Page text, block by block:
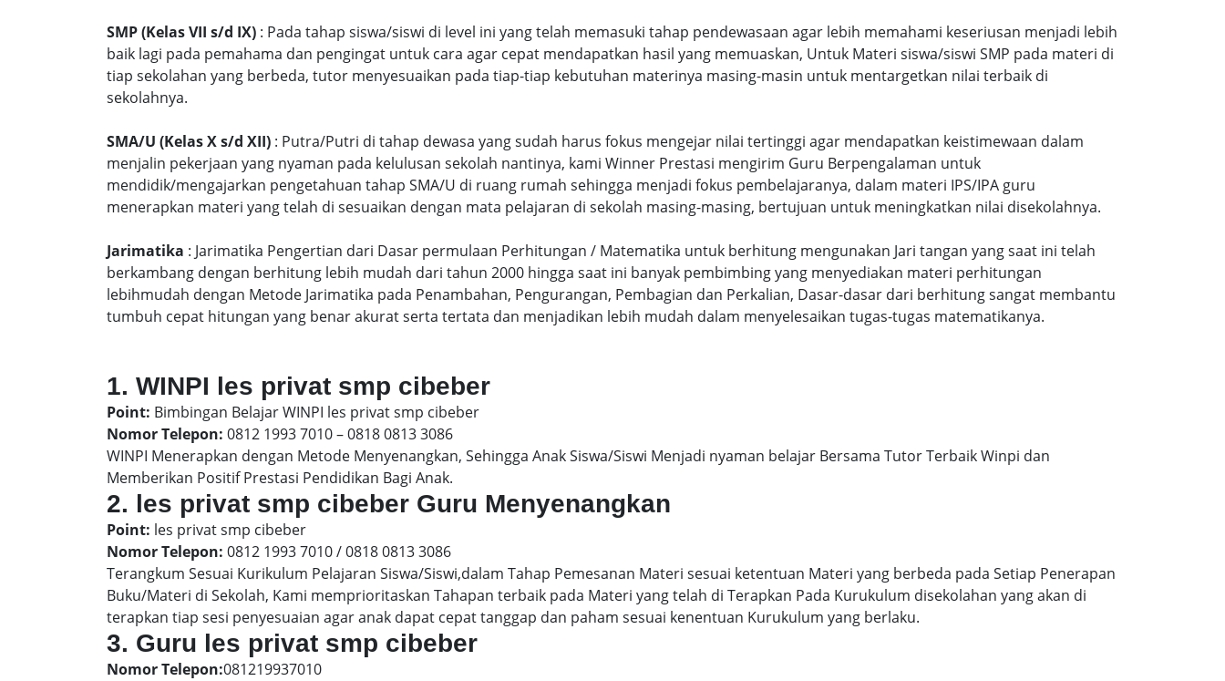
SMP (Kelas VII s/d IX) : Pada tahap siswa/siswi di level ini yang telah memasuki tahap pendewasaan agar lebih memahami keseriusan menjadi lebih
baik lagi pada pemahama dan pengingat untuk cara agar cepat mendapatkan hasil yang memuaskan, Untuk Materi siswa/siswi SMP pada materi di
tiap sekolahan yang berbeda, tutor menyesuaikan pada tiap-tiap kebutuhan materinya masing-masin untuk mentargetkan nilai terbaik di
sekolahnya.
SMA/U (Kelas X s/d XII) : Putra/Putri di tahap dewasa yang sudah harus fokus mengejar nilai tertinggi agar mendapatkan keistimewaan dalam
menjalin pekerjaan yang nyaman pada kelulusan sekolah nantinya, kami Winner Prestasi mengirim Guru Berpengalaman untuk
mendidik/mengajarkan pengetahuan tahap SMA/U di ruang rumah sehingga menjadi fokus pembelajaranya, dalam materi IPS/IPA guru
menerapkan materi yang telah di sesuaikan dengan mata pelajaran di sekolah masing-masing, bertujuan untuk meningkatkan nilai disekolahnya.
Jarimatika : Jarimatika Pengertian dari Dasar permulaan Perhitungan / Matematika untuk berhitung mengunakan Jari tangan yang saat ini telah
berkambang dengan berhitung lebih mudah dari tahun 2000 hingga saat ini banyak pembimbing yang menyediakan materi perhitungan
lebihmudah dengan Metode Jarimatika pada Penambahan, Pengurangan, Pembagian dan Perkalian, Dasar-dasar dari berhitung sangat membantu
tumbuh cepat hitungan yang benar akurat serta tertata dan menjadikan lebih mudah dalam menyelesaikan tugas-tugas matematikanya.
1. WINPI les privat smp cibeber
Point: Bimbingan Belajar WINPI les privat smp cibeber
Nomor Telepon: 0812 1993 7010 – 0818 0813 3086
WINPI Menerapkan dengan Metode Menyenangkan, Sehingga Anak Siswa/Siswi Menjadi nyaman belajar Bersama Tutor Terbaik Winpi dan
Memberikan Positif Prestasi Pendidikan Bagi Anak.
2. les privat smp cibeber Guru Menyenangkan
Point: les privat smp cibeber
Nomor Telepon: 0812 1993 7010 / 0818 0813 3086
Terangkum Sesuai Kurikulum Pelajaran Siswa/Siswi,dalam Tahap Pemesanan Materi sesuai ketentuan Materi yang berbeda pada Setiap Penerapan
Buku/Materi di Sekolah, Kami memprioritaskan Tahapan terbaik pada Materi yang telah di Terapkan Pada Kurukulum disekolahan yang akan di
terapkan tiap sesi penyesuaian agar anak dapat cepat tanggap dan paham sesuai kenentuan Kurukulum yang berlaku.
3. Guru les privat smp cibeber
Nomor Telepon:081219937010